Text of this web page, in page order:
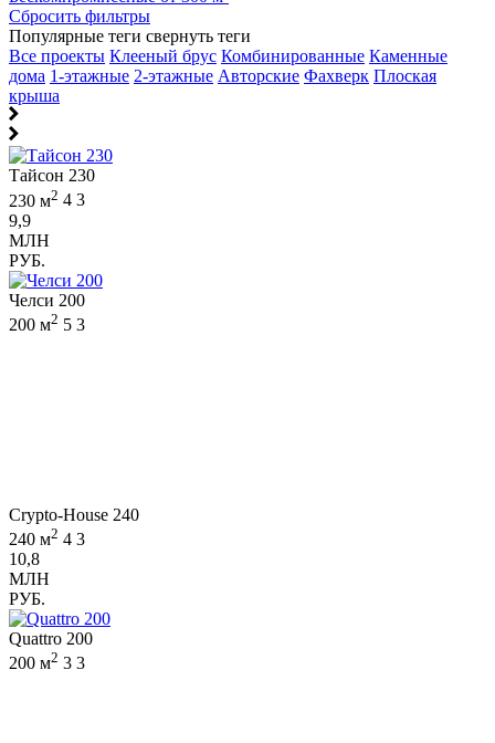
Сбросить фильтры
Популярные теги свернуть теги
Все проекты Клееный брус Комбинированные Каменные
дома 1-этажные 2-этажные Авторские Фахверк Плоская
крыша
Тайсон 230
230 м2 4 3
9,9
МЛН
РУБ.
Челси 200
200 м2 5 3
Crypto-House 240
240 м2 4 3
10,8
МЛН
РУБ.
Quattro 200
200 м2 3 3